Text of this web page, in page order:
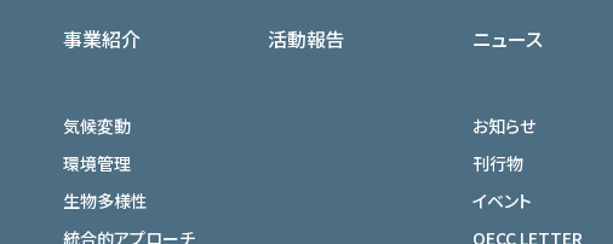
事業紹介
気候変動
環境管理
生物多様性
統合的アプローチ
活動報告 ニュース
お知らせ
刊行物
イベント
OECC LETTER